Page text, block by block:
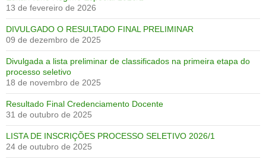
13 de fevereiro de 2026
DIVULGADO O RESULTADO FINAL PRELIMINAR
09 de dezembro de 2025
Divulgada a lista preliminar de classificados na primeira etapa do
processo seletivo
18 de novembro de 2025
Resultado Final Credenciamento Docente
31 de outubro de 2025
LISTA DE INSCRIÇÕES PROCESSO SELETIVO 2026/1
24 de outubro de 2025